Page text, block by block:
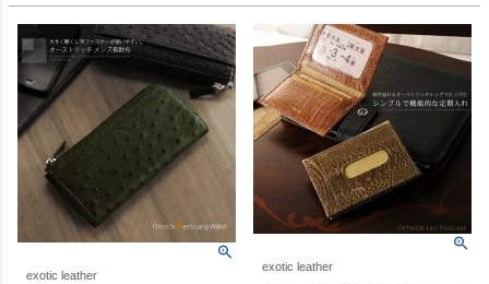
exotic leather
exotic leather